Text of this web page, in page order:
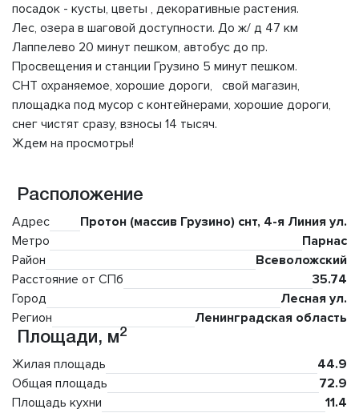
посадок - кусты, цветы , декоративные растения.
Лес, озера в шаговой доступности. До ж/ д 47 км
Лаппелево 20 минут пешком, автобус до пр.
Просвещения и станции Грузино 5 минут пешком.
СНТ охраняемое, хорошие дороги, свой магазин,
площадка под мусор с контейнерами, хорошие дороги,
снег чистят сразу, взносы 14 тысяч.
Ждем на просмотры!
Расположение
Адрес
Протон (массив Грузино) снт, 4-я Линия ул.
Метро
Парнас
Район
Всеволожский
Расстояние от СПб
35.74
Город
Лесная ул.
Регион
Ленинградская область
Площади, м2
Жилая площадь
44.9
Общая площадь
72.9
Площадь кухни
11.4